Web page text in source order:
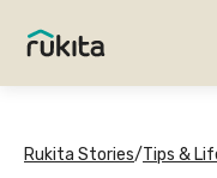
Rukita Stories/Tips &